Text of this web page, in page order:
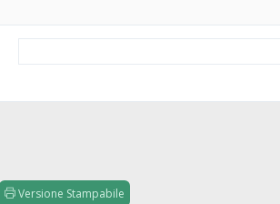
Versione Stampabile